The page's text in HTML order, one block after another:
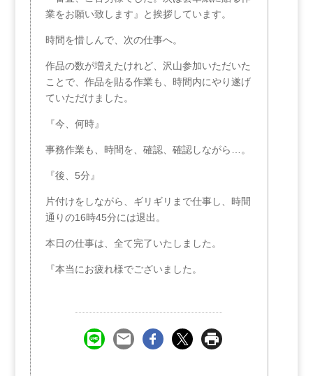
業をお願い致します』と挨拶しています。
時間を惜しんで、次の仕事へ。
作品の数が増えたけれど、沢山参加いただいた
ことで、作品を貼る作業も、時間内にやり遂げ
ていただけました。
『今、何時』
事務作業も、時間を、確認、確認しながら…。
『後、5分』
片付けをしながら、ギリギリまで仕事し、時間
通りの16時45分には退出。
本日の仕事は、全て完了いたしました。
『本当にお疲れ様でございました。